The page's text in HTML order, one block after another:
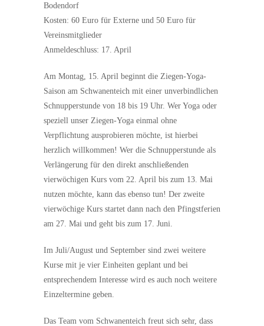
Bodendorf
Kosten: 60 Euro für Externe und 50 Euro für
Vereinsmitglieder
Anmeldeschluss: 17. April
Am Montag, 15. April beginnt die Ziegen-Yoga-
Saison am Schwanenteich mit einer unverbindlichen
Schnupperstunde von 18 bis 19 Uhr. Wer Yoga oder
speziell unser Ziegen-Yoga einmal ohne
Verpflichtung ausprobieren möchte, ist hierbei
herzlich willkommen! Wer die Schnupperstunde als
Verlängerung für den direkt anschließenden
vierwöchigen Kurs vom 22. April bis zum 13. Mai
nutzen möchte, kann das ebenso tun! Der zweite
vierwöchige Kurs startet dann nach den Pfingstferien
am 27. Mai und geht bis zum 17. Juni.
Im Juli/August und September sind zwei weitere
Kurse mit je vier Einheiten geplant und bei
entsprechendem Interesse wird es auch noch weitere
Einzeltermine geben.
Das Team vom Schwanenteich freut sich sehr, dass